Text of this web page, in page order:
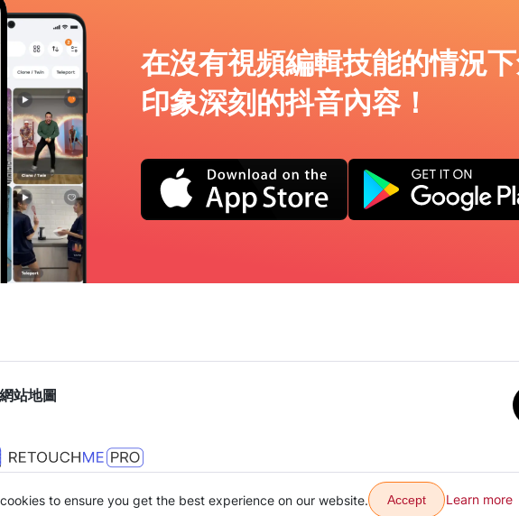
在沒有視頻編輯技能的情況
印象深刻的抖音內容！
網站地圖
to ensure you get the best experience on our website. Accept Learn more